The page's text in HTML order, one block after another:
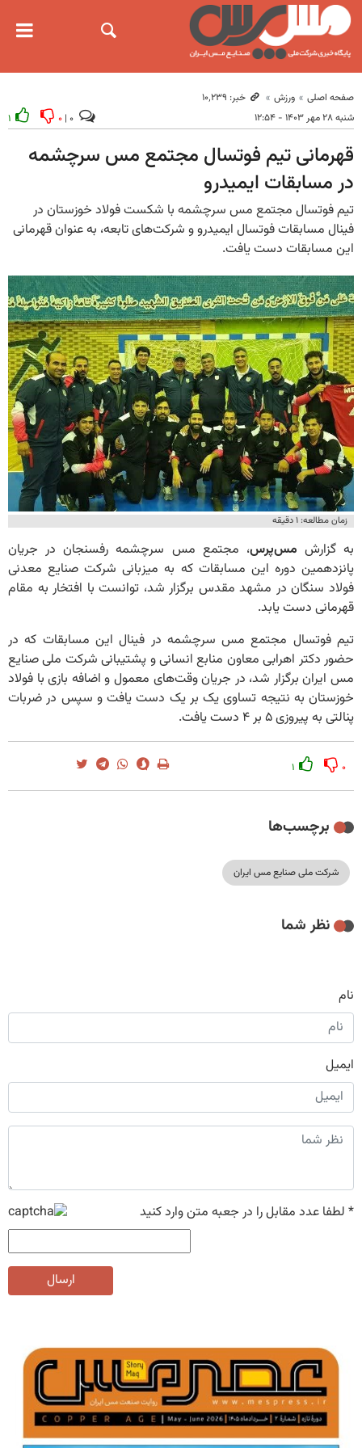
صفحه اصلی ورزش
خبر: ۱۰٬۲۳۹
شنبه ۲۸ مهر ۱۴۰۳ - ۱۲:۵۴
۰ ۱
قهرمانی تیم فوتسال مجتمع مس سرچشمه
در مسابقات ایمیدرو
زمان مطالعه: ۱ دقیقه
تیم فوتسال مجتمع مس سرچشمه با شکست فولاد خوزستان در
فینال مسابقات فوتسال ایمیدرو و شرکت‌های تابعه، به عنوان قهرمانی
این مسابقات دست یافت.
به گزارش مس‌پرس، مجتمع مس سرچشمه رفسنجان در جریان
پانزدهمین دوره این مسابقات که به میزبانی شرکت صنایع معدنی
فولاد سنگان در مشهد مقدس برگزار شد، توانست با افتخار به مقام
قهرمانی دست یابد.
تیم فوتسال مجتمع مس سرچشمه در فینال این مسابقات که در
حضور دکتر اهرابی معاون منابع انسانی و پشتیبانی شرکت ملی صنایع
مس ایران برگزار شد، در جریان وقت‌های معمول و اضافه بازی با فولاد
خوزستان به نتیجه تساوی یک بر یک دست یافت و سپس در ضربات
پنالتی به پیروزی ۵ بر ۴ دست یافت.
۰ ۱
برچسب‌ها
شرکت ملی صنایع مس ایران
نظر شما
نام
ایمیل
* لطفا عدد مقابل را در جعبه متن وارد کنید
ارسال